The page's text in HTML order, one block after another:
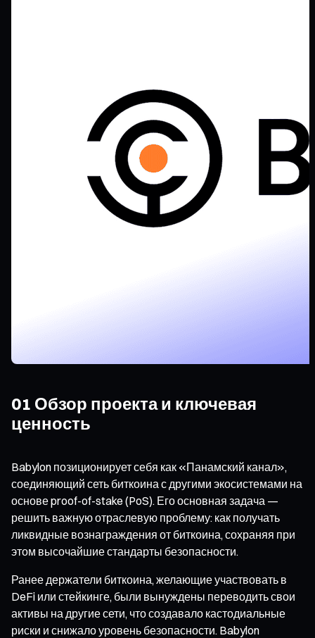
01 Обзор проекта и ключевая
ценность
Babylon позиционирует себя как «Панамский канал»,
соединяющий сеть биткоина с другими экосистемами на
основе proof-of-stake (PoS). Его основная задача —
решить важную отраслевую проблему: как получать
ликвидные вознаграждения от биткоина, сохраняя при
этом высочайшие стандарты безопасности.
Ранее держатели биткоина, желающие участвовать в
DeFi или стейкинге, были вынуждены переводить свои
активы на другие сети, что создавало кастодиальные
риски и снижало уровень безопасности. Babylon